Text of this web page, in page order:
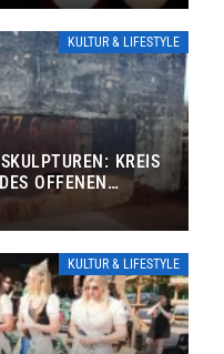
KULTUR & LIFESTYLE
KREIS
OFFENEN
KULTUR & LIFESTYLE